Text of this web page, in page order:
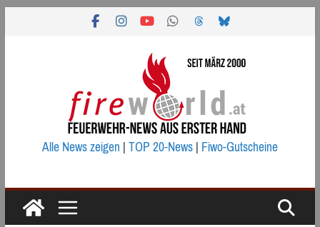
Alle News zeigen|TOP 20-News|Fiwo-Gutscheine